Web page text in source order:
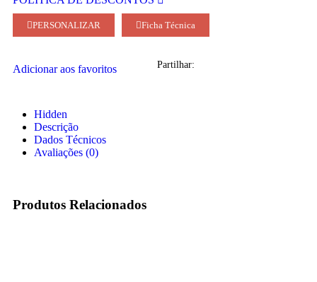
PERSONALIZAR Ficha Técnica
Adicionar aos favoritos Partilhar:
Hidden
Descrição
Dados Técnicos
Avaliações (0)
Produtos Relacionados